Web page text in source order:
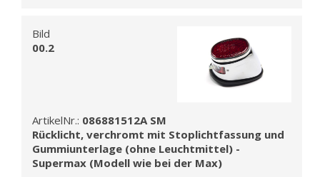
Bild
00.2
ArtikelNr.: 086881512A SM
Rücklicht, verchromt mit Stoplichtfassung und
Gummiunterlage (ohne Leuchtmittel) -
Supermax (Modell wie bei der Max)